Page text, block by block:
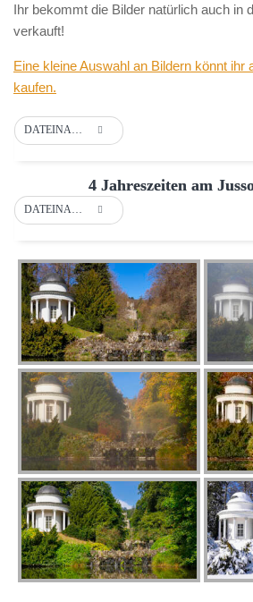
Ihr bekommt die Bilder natürlich auch in
verkauft!
Eine kleine Auswahl an Bildern könnt ihr
kaufen.
DATEINAME
4 Jahreszeiten am
DATEINAME